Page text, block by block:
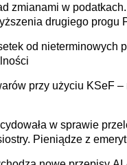
zmianami w
drugiego progu
od nieterminowych
przy użyciu KSeF –
w sprawie
Pieniądze z